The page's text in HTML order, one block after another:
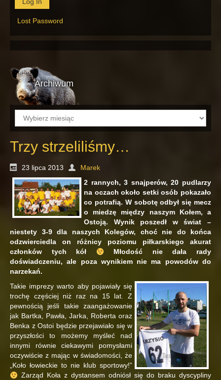
Lost Password
Archiwum
Archiwum
Trzy strzeliliśmy…
23 lipca 2013
Marek
2 rannych, 3 snajperów, 20 pudlarzy
na oczach około setki osób pokazało
co potrafią. W sobotę odbył się mecz
o miedzę między naszym Kołem, a
Ostoją. Wynik poszedł w świat –
niestety 3-9 dla naszych Kolegów, choć nie do końca
odzwierciedla on różnicy poziomu piłkarskiego akurat
członków tych kół
Młodość nie dała rady
doświadczeniu, ale poza wynikiem nie ma powodów do
narzekań.
Takie imprezy warto aby pojawiały się
trochę częściej niż raz na 15 lat. Z
pewnością jeśli takie zaangażowanie
jak Bartka, Pawła, Jarka, Roberta oraz
Benka z Ostoi będzie przejawiało się w
przyszłości to możemy myśleć nad
innymi równie ciekawymi pomysłami
oczywiście z mając w świadomości, że
„Koło łowieckie to nie klub sportowy!”
Zarząd Koła z dystansem odniósł się do braku dyscypliny